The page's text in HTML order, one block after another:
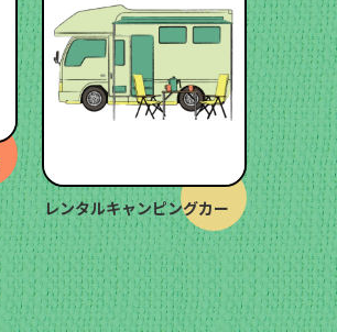
レンタルキャンピングカー